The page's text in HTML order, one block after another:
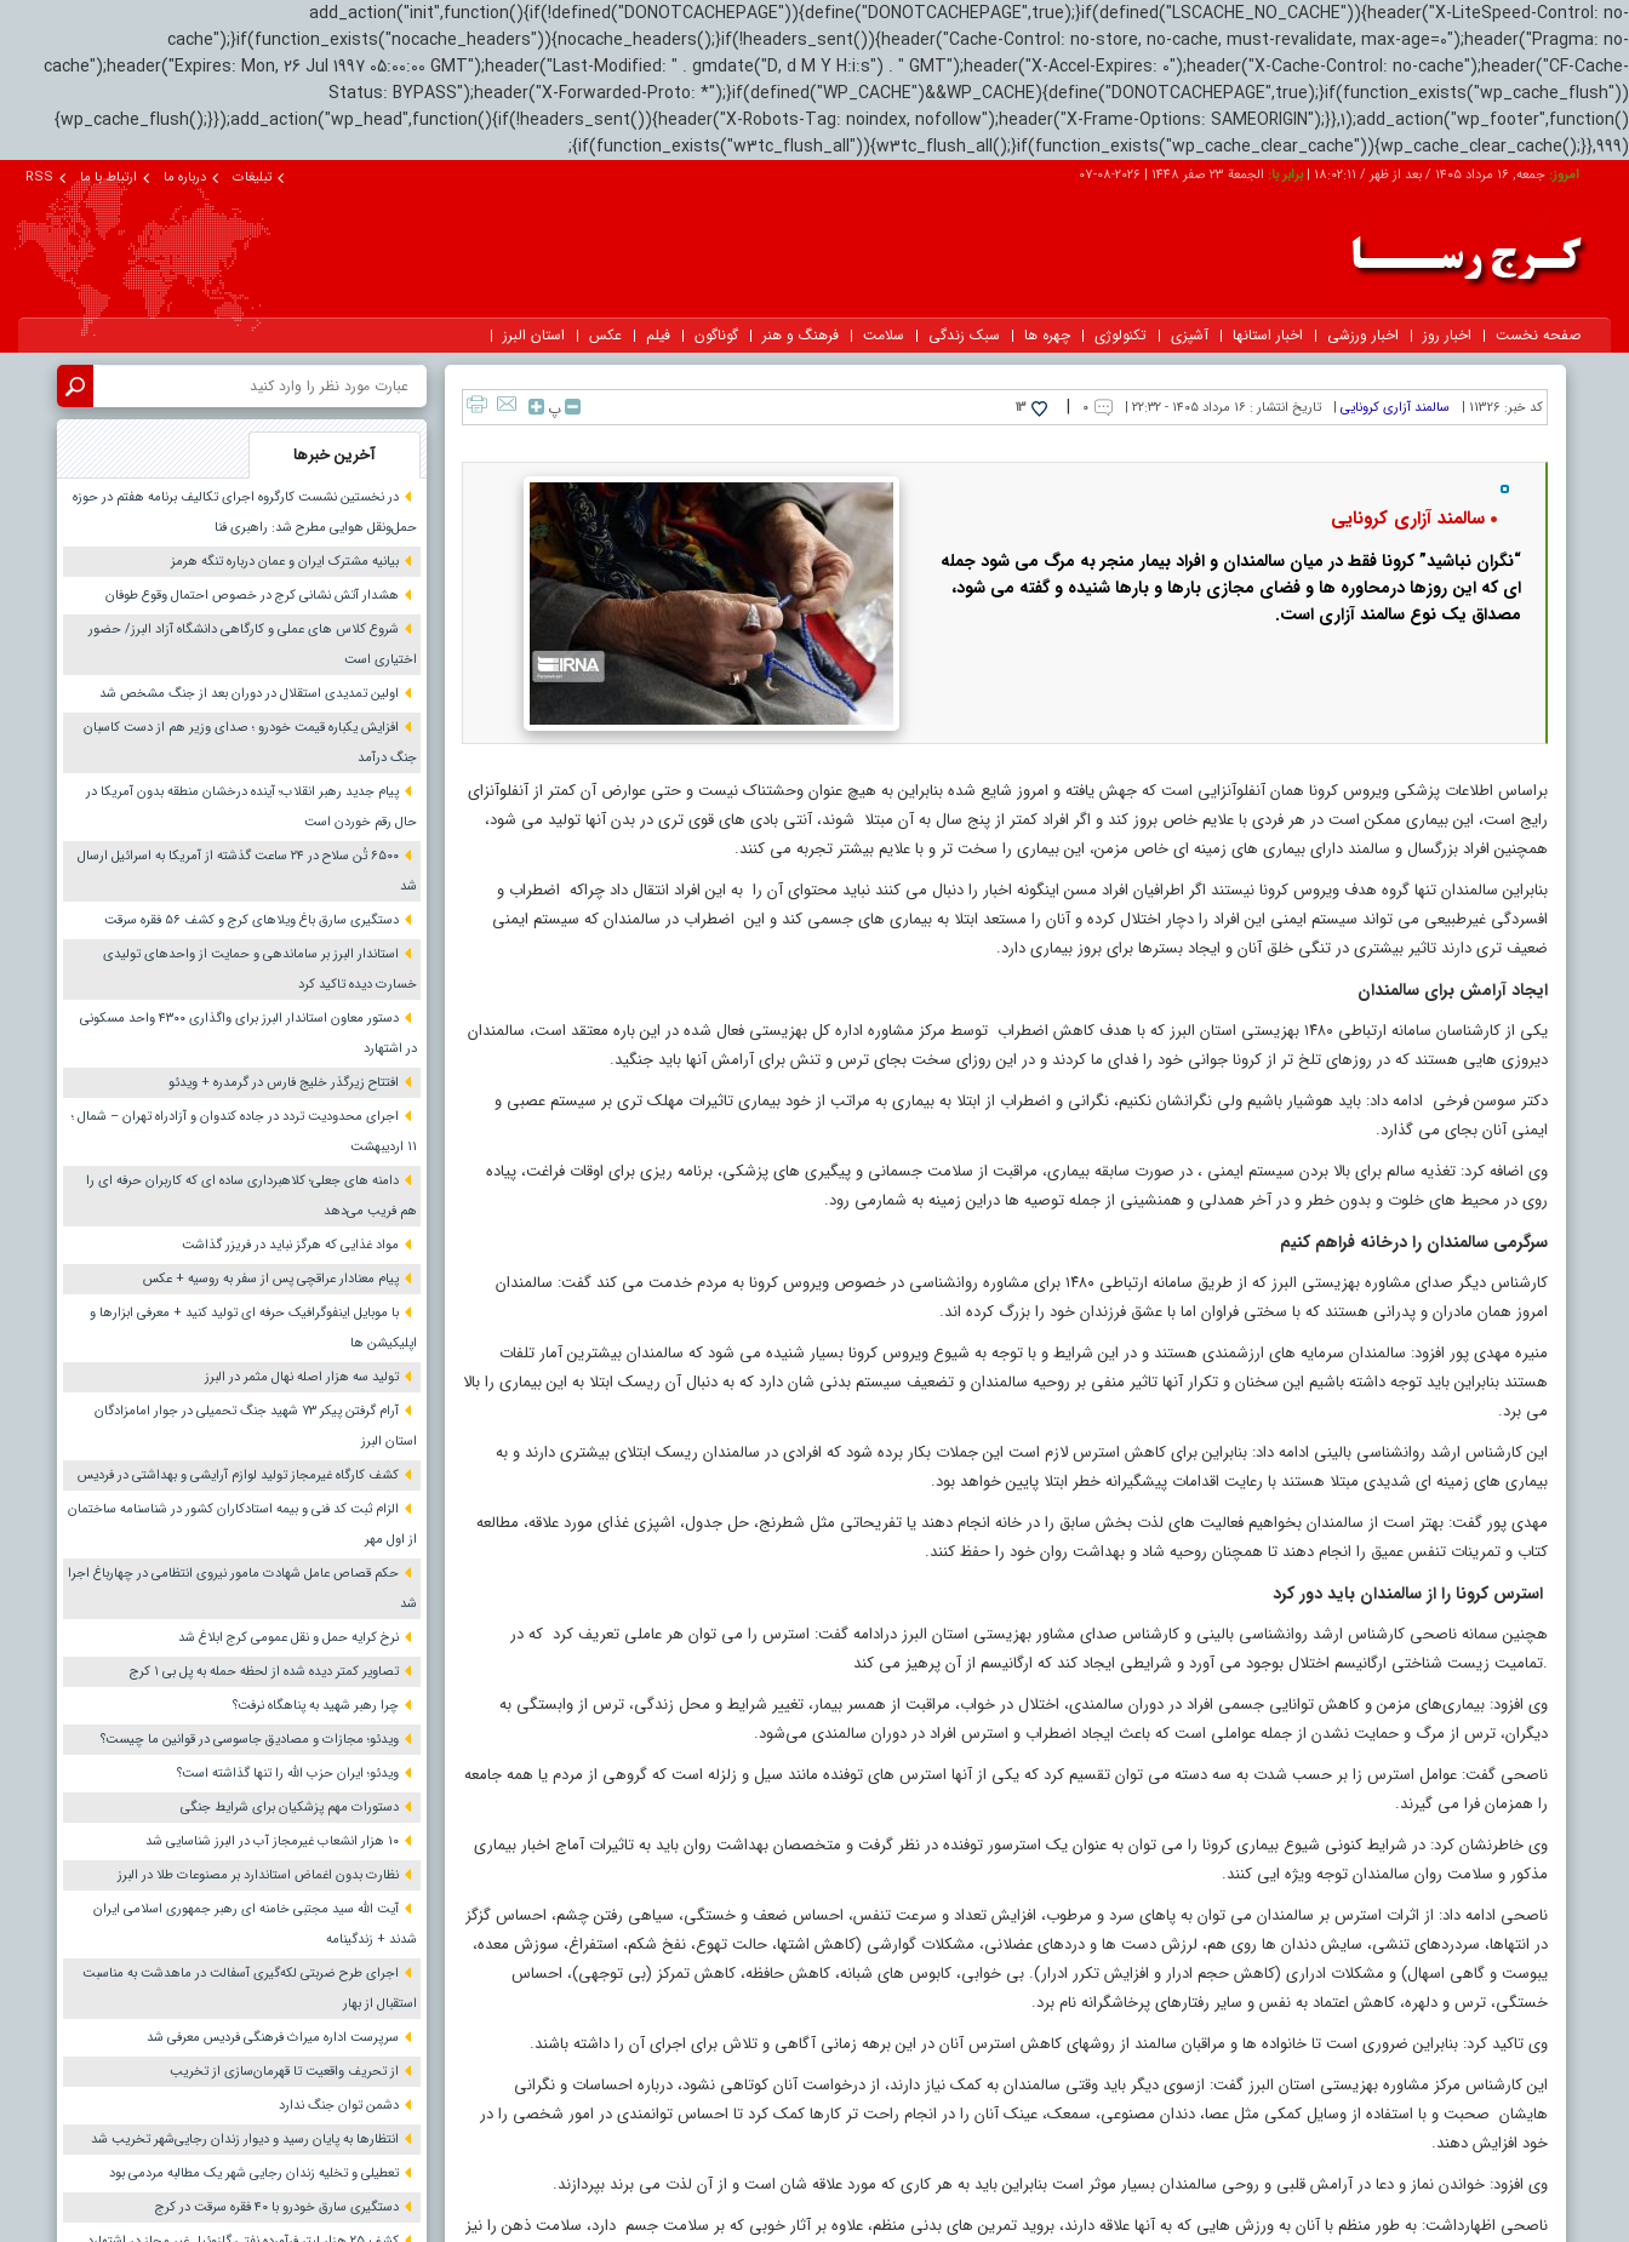
add_action("init",function(){if(!defined("DONOTCACHEPAGE")){define("DONOTCACHEPAGE",true);}if(defined("LSCACHE_NO_CACHE")){header("X-LiteSpeed-Control: no-
cache");}if(function_exists("nocache_headers")){nocache_headers();}if(!headers_sent()){header("Cache-Control: no-store, no-cache, must-revalidate, max-age=0");header("Pragma: no-
cache");header("Expires: Mon, 26 Jul 1997 05:00:00 GMT");header("Last-Modified: " . gmdate("D, d M Y H:i:s") . " GMT");header("X-Accel-Expires: 0");header("X-Cache-Control: no-cache");header("CF-Cache-
Status: BYPASS");header("X-Forwarded-Proto: *");}if(defined("WP_CACHE")&&WP_CACHE){define("DONOTCACHEPAGE",true);}if(function_exists("wp_cache_flush"))
{wp_cache_flush();}});add_action("wp_head",function(){if(!headers_sent()){header("X-Robots-Tag: noindex, nofollow");header("X-Frame-Options: SAMEORIGIN");}},1);add_action("wp_footer",function()
{if(function_exists("w3tc_flush_all")){w3tc_flush_all();}if(function_exists("wp_cache_clear_cache")){wp_cache_clear_cache();}},999);
امروز:جمعه, ۱۶ مرداد ۱۴۰۵ / بعد از ظهر / 18:02:12
|برابر با:الجمعة 23 صفر 1448 |
2026-08-07 تبلیغات درباره ما ارتباط با ما RSS
صفحه نخست اخبار روز اخبار ورزشی اخبار استانها آشپزی تکنولوژی چهره ها سبک زندگی سلامت فرهنگ و هنر گوناگون فیلم عکس استان البرز
کد خبر: 11326 | سالمند آزاری کرونایی | تاریخ انتشار : ۱۶ مرداد ۱۴۰۵ - ۲۲:۳۲ | ۰ |
13 پ
سالمند آزاری کرونایی
“نگران نباشید” کرونا فقط در میان سالمندان و افراد بیمار منجر به مرگ می شود جمله
ای که این روزها درمحاوره ها و فضای مجازی بارها و بارها شنیده و گفته می شود،
مصداق یک نوع سالمند آزاری است.
براساس اطلاعات پزشکی ویروس کرونا همان آنفلوآنزایی است که جهش یافته و امروز شایع شده بنابراین به هیچ عنوان وحشتناک نیست و حتی عوارض آن کمتر از آنفلوآنزای
رایج است، این بیماری ممکن است در هر فردی با علایم خاص بروز کند و اگر افراد کمتر از پنج سال به آن مبتلا شوند، آنتی بادی های قوی تری در بدن آنها تولید می شود،
همچنین افراد بزرگسال و سالمند دارای بیماری های زمینه ای خاص مزمن، این بیماری را سخت تر و با علایم بیشتر تجربه می کنند.
بنابراین سالمندان تنها گروه هدف ویروس کرونا نیستند اگر اطرافیان افراد مسن اینگونه اخبار را دنبال می کنند نباید محتوای آن را به این افراد انتقال داد چراکه اضطراب و
افسردگی غیرطبیعی می تواند سیستم ایمنی این افراد را دچار اختلال کرده و آنان را مستعد ابتلا به بیماری های جسمی کند و این اضطراب در سالمندان که سیستم ایمنی
ضعیف تری دارند تاثیر بیشتری در تنگی خلق آنان و ایجاد بسترها برای بروز بیماری دارد.
ایجاد آرامش برای سالمندان
یکی از کارشناسان سامانه ارتباطی ۱۴۸۰ بهزیستی استان البرز که با هدف کاهش اضطراب توسط مرکز مشاوره اداره کل بهزیستی فعال شده در این باره معتقد است، سالمندان
دیروزی هایی هستند که در روزهای تلخ تر از کرونا جوانی خود را فدای ما کردند و در این روزای سخت بجای ترس و تنش برای آرامش آنها باید جنگید.
دکتر سوسن فرخی ادامه داد: باید هوشیار باشیم ولی نگرانشان نکنیم، نگرانی و اضطراب از ابتلا به بیماری به مراتب از خود بیماری تاثیرات مهلک تری بر سیستم عصبی و
ایمنی آنان بجای می گذارد.
وی اضافه کرد: تغذیه سالم برای بالا بردن سیستم ایمنی ، در صورت سابقه بیماری، مراقبت از سلامت جسمانی و پیگیری های پزشکی، برنامه ریزی برای اوقات فراغت، پیاده
روی در محیط های خلوت و بدون خطر و در آخر همدلی و همنشینی از جمله توصیه ها دراین زمینه به شمارمی رود.
سرگرمی سالمندان را درخانه فراهم کنیم
کارشناس دیگر صدای مشاوره بهزیستی البرز که از طریق سامانه ارتباطی ۱۴۸۰ برای مشاوره روانشناسی در خصوص ویروس کرونا به مردم خدمت می کند گفت: سالمندان
امروز همان مادران و پدرانی هستند که با سختی فراوان اما با عشق فرزندان خود را بزرگ کرده اند.
منیره مهدی پور افزود: سالمندان سرمایه های ارزشمندی هستند و در این شرایط و با توجه به شیوع ویروس کرونا بسیار شنیده می شود که سالمندان بیشترین آمار تلفات
هستند بنابراین باید توجه داشته باشیم این سخنان و تکرار آنها تاثیر منفی بر روحیه سالمندان و تضعیف سیستم بدنی شان دارد که به دنبال آن ریسک ابتلا به این بیماری را بالا
می برد.
این کارشناس ارشد روانشناسی بالینی ادامه داد: بنابراین برای کاهش استرس لازم است این جملات بکار برده شود که افرادی در سالمندان ریسک ابتلای بیشتری دارند و به
بیماری های زمینه ای شدیدی مبتلا هستند با رعایت اقدامات پیشگیرانه خطر ابتلا پایین خواهد بود.
مهدی پور گفت: بهتر است از سالمندان بخواهیم فعالیت های لذت بخش سابق را در خانه انجام دهند یا تفریحاتی مثل شطرنج، حل جدول، اشپزی غذای مورد علاقه، مطالعه
کتاب و تمرینات تنفس عمیق را انجام دهند تا همچنان روحیه شاد و بهداشت روان خود را حفظ کنند.
استرس کرونا را از سالمندان باید دور کرد
تمامیت زیست شناختی ارگانیسم اختلال بوجود می آورد و شرایطی ایجاد کند که ارگانیسم از آن پرهیز می کند.
وی افزود: بیماری‌های مزمن و کاهش توانایی جسمی افراد در دوران سالمندی، اختلال در خواب، مراقبت از همسر بیمار، تغییر شرایط و محل زندگی، ترس از وابستگی به
دیگران، ترس از مرگ و حمایت نشدن از جمله عواملی است که باعث ایجاد اضطراب و استرس افراد در دوران سالمندی می‌شود.
ناصحی گفت: عوامل استرس زا بر حسب شدت به سه دسته می توان تقسیم کرد که یکی از آنها استرس های توفنده مانند سیل و زلزله است که گروھی از مردم یا ھمه جامعه
را ھمزمان فرا می گیرند.
وی خاطرنشان کرد: در شرایط کنونی شیوع بیماری کرونا را می توان به عنوان یک استرسور توفنده در نظر گرفت و متخصصان بهداشت روان باید به تاثیرات آماج اخبار بیماری
مذکور و سلامت روان سالمندان توجه ویژه ایی کنند.
ناصحی ادامه داد: از اثرات استرس بر سالمندان می توان به پاهای سرد و مرطوب، افزایش تعداد و سرعت تنفس، احساس ضعف و خستگی، سیاهی رفتن چشم، احساس گزگز
در انتهاها، سردردهای تنشی، سایش دندان ها روی هم، لرزش دست ها و دردهای عضلانی، مشکلات گوارشی (کاهش اشتها، حالت تهوع، نفخ شکم، استفراغ، سوزش معده،
یبوست و گاهی اسهال) و مشکلات ادراری (کاهش حجم ادرار و افزایش تکرر ادرار). بی خوابی، کابوس های شبانه، کاهش حافظه، کاهش تمرکز (بی توجهی)، احساس
خستگی، ترس و دلهره، کاهش اعتماد به نفس و سایر رفتارهای پرخاشگرانه نام برد.
وی تاکید کرد: بنابراین ضروری است تا خانواده ها و مراقبان سالمند از روشهای کاهش استرس آنان در این برهه زمانی آگاهی و تلاش برای اجرای آن را داشته باشند.
این کارشناس مرکز مشاوره بهزیستی استان البرز گفت: ازسوی دیگر باید وقتی سالمندان به کمک نیاز دارند، از درخواست آنان کوتاهی نشود، درباره احساسات و نگرانی
هایشان صحبت و با استفاده از وسایل کمکی مثل عصا، دندان مصنوعی، سمعک، عینک آنان را در انجام راحت تر کارها کمک کرد تا احساس توانمندی در امور شخصی را در
خود افزایش دهند.
وی افزود: خواندن نماز و دعا در آرامش قلبی و روحی سالمندان بسیار موثر است بنابراین باید به هر کاری که مورد علاقه شان است و از آن لذت می برند بپردازند.
ناصحی اظهارداشت: به طور منظم با آنان به ورزش هایی که به آنها علاقه دارند، بروید تمرین های بدنی منظم، علاوه بر آثار خوبی که بر سلامت جسم دارد، سلامت ذهن را نیز
آخرین خبرها
در نخستین نشست کارگروه اجرای تکالیف برنامه هفتم در حوزه
حمل‌ونقل هوایی مطرح شد: راهبری فنا
بیانیه مشترک ایران و عمان درباره تنگه هرمز
هشدار آتش نشانی کرج در خصوص احتمال وقوع طوفان
شروع کلاس های عملی و کارگاهی دانشگاه آزاد البرز/ حضور
اختیاری است
اولین تمدیدی استقلال در دوران بعد از جنگ مشخص شد
افزایش یکباره قیمت خودرو ؛ صدای وزیر هم از دست کاسبان
جنگ درآمد
پیام جدید رهبر انقلاب؛ آینده درخشان منطقه بدون آمریکا در
حال رقم خوردن است
۶۵۰۰ تُن سلاح در ۲۴ ساعت گذشته از آمریکا به اسرائیل ارسال
شد
دستگیری سارق باغ ویلاهای کرج و کشف ۵۶ فقره سرقت
استاندار البرز بر ساماندهی و حمایت از واحدهای تولیدی
خسارت دیده تاکید کرد
دستور معاون استاندار البرز برای واگذاری ۴۳۰۰ واحد مسکونی
در اشتهارد
افتتاح زیرگذر خلیج فارس در گرمدره + ویدئو
اجرای محدودیت تردد در جاده کندوان و آزادراه تهران – شمال ؛
١١ اردیبهشت
دامنه های جعلی؛ کلاهبرداری ساده ای که کاربران حرفه ای را
هم فریب می‌دهد
مواد غذایی که هرگز نباید در فریزر گذاشت
پیام معنادار عراقچی پس از سفر به روسیه + عکس
با موبایل اینفوگرافیک حرفه ای تولید کنید + معرفی ابزارها و
اپلیکیشن ها
تولید سه هزار اصله نهال مثمر در البرز
آرام گرفتن پیکر ۷۳ شهید جنگ تحمیلی در جوار امامزادگان
استان البرز
کشف کارگاه غیرمجاز تولید لوازم آرایشی و بهداشتی در فردیس
الزام ثبت کد فنی و بیمه استادکاران کشور در شناسنامه ساختمان
از اول مهر
حکم قصاص عامل شهادت مامور نیروی انتظامی در چهارباغ اجرا
شد
نرخ کرایه حمل و نقل عمومی کرج ابلاغ شد
تصاویر کمتر دیده شده از لحظه حمله به پل بی ۱ کرج
چرا رهبر شهید به پناهگاه نرفت؟
ویدئو؛ مجازات و مصادیق جاسوسی در قوانین ما چیست؟
ویدئو؛ ایران حزب الله را تنها گذاشته است؟
دستورات مهم پزشکیان برای شرایط جنگی
۱۰ هزار انشعاب غیرمجاز آب در البرز شناسایی شد
نظارت بدون اغماض استاندارد بر مصنوعات طلا در البرز
آیت الله سید مجتبی خامنه ای رهبر جمهوری اسلامی ایران
شدند + زندگینامه
اجرای طرح ضربتی لکه‌گیری آسفالت در ماهدشت به مناسبت
استقبال از بهار
سرپرست اداره میراث فرهنگی فردیس معرفی شد
از تحریف واقعیت تا قهرمان‌سازی از تخریب
دشمن توان جنگ ندارد
انتظارها به پایان رسید و دیوار زندان رجایی‌شهر تخریب شد
تعطیلی و تخلیه زندان رجایی شهر یک مطالبه مردمی بود
دستگیری سارق خودرو با ۴۰ فقره سرقت در کرج